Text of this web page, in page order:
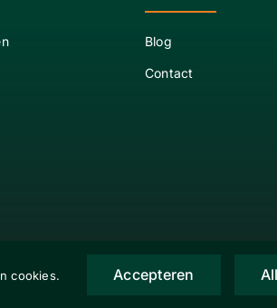
Blog
Contact
cookies. Accepteren